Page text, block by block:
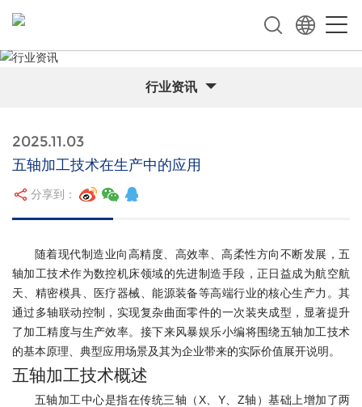
行业资讯
2025.11.03
五轴加工技术在生产中的应用
分享到：
随着现代制造业向高精度、高效率、高柔性方向不断发展，五
轴加工技术作为数控机床领域的先进制造手段，正日益成为航空航
天、精密模具、医疗器械、能源装备等高端行业的核心生产力。其
通过多轴联动控制，实现复杂曲面零件的一次装夹成型，显著提升
了加工精度与生产效率。接下来风暴娱乐小编将围绕五轴加工技术
的基本原理、典型应用场景及其为企业带来的实际价值展开说明。
五轴加工技术概述
五轴加工中心是指在传统三轴（X、Y、Z轴）基础上增加了两